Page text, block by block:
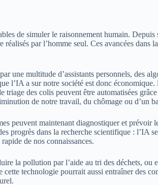
de simuler le raisonnement humain.
par l’homme seul. Ces avancées
une multitude d’assistants personnels, des
l’IA a sur notre société est donc
des colis peuvent être automatisées
de notre travail, du chômage ou d’un
peuvent maintenant diagnostiquer et
progrès dans la recherche scientifique : l’IA
de nos connaissances.
la pollution par l’aide au tri des déchets, ou
technologie pourrait aussi entraîner des